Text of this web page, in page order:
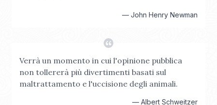
— John Henry Newman
Verrà un momento in cui l'opinione pubblica
non tollererà più divertimenti basati sul
maltrattamento e l'uccisione degli animali.
— Albert Schweitzer